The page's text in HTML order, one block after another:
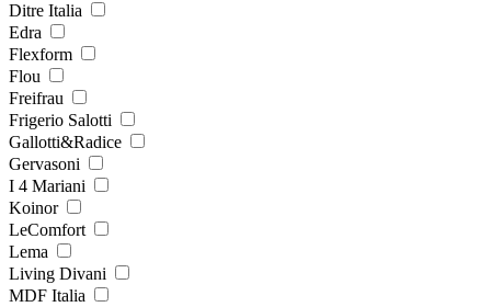
Ditre Italia
Edra
Flexform
Flou
Freifrau
Frigerio Salotti
Gallotti&Radice
Gervasoni
I 4 Mariani
Koinor
LeComfort
Lema
Living Divani
MDF Italia